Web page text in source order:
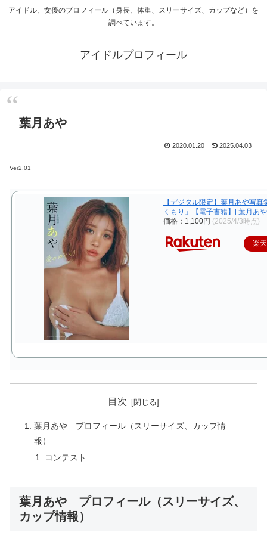
アイドル、女優のプロフィール（身長、体重、スリーサイズ、カップなど）を
調べています。
アイドルプロフィール
葉月あや
2020.01.20 2025.04.03
Ver2.01
【デジタル限定】葉月あや写真
くもり」【電子書籍】[ 葉月あ
価格：1,100円 (2025/4/3時点)
楽
目次
葉月あや プロフィール（スリーサイズ、カップ情
報）
コンテスト
葉月あや プロフィール（スリーサイズ、
カップ情報）